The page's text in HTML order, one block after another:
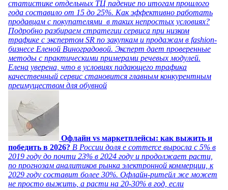
статистике отдельных ТЦ падение по итогам прошлого
года составило от 15 до 25%. Как эффективно работать
продавцам с покупателями в таких непростых условиях?
Подробно разбираем стратегии сервиса при низком
трафике с экспертом SR по закупкам и продажам в fashion-
бизнесе Еленой Виноградовой. Эксперт дает проверенные
методы с практическими примерами речевых модулей.
Елена уверена, что в условиях падающего трафика
качественный сервис становится главным конкурентным
преимуществом для обувной
Офлайн vs маркетплейсы: как выжить и
победить в 2026? В России доля e commerce выросла с 5% в
2019 году до почти 23% в 2024 году и продолжает расти,
по прогнозам аналитиков рынка электронной коммерции, к
2029 году составит более 30%. Офлайн-ритейл же может
не просто выжить, а расти на 20-30% в год, если